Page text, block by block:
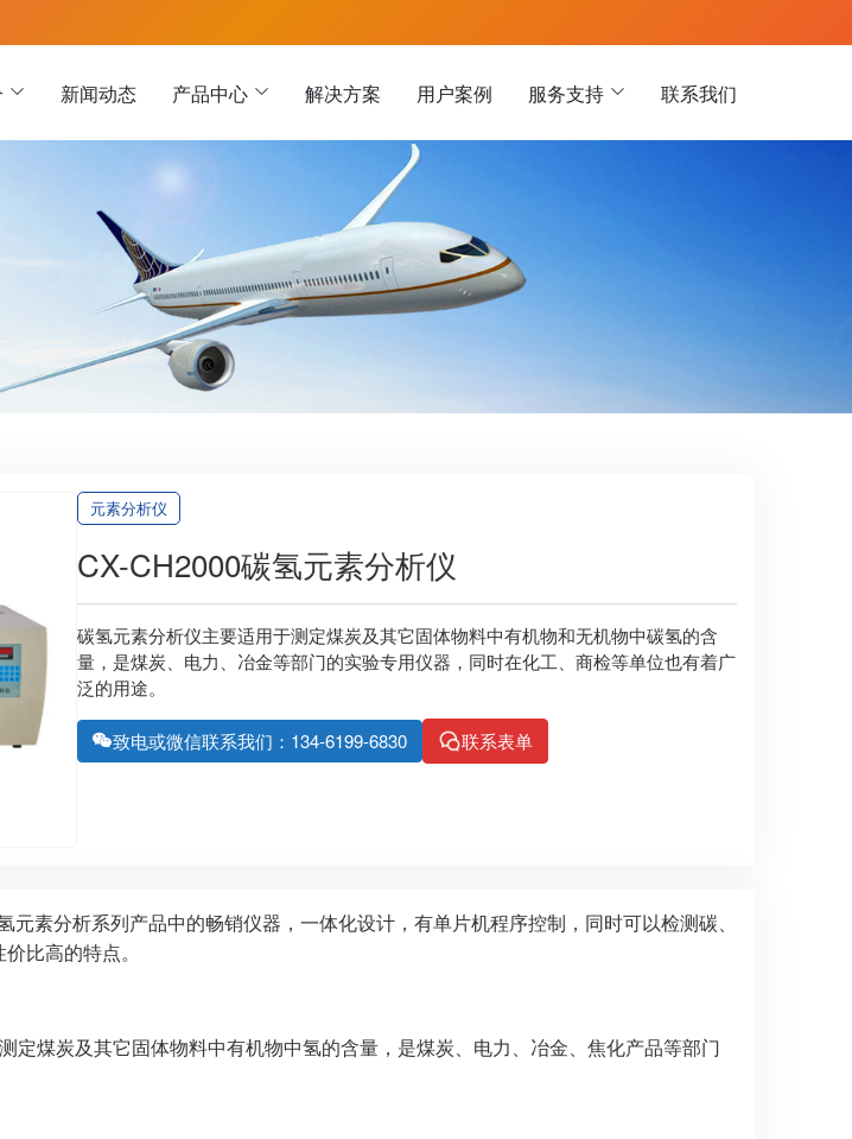
新闻动态 产品中心 解决方案 用户案例 服务支持 联系我们
元素分析仪
CX-CH2000碳氢元素分析仪
碳氢元素分析仪主要适用于测定煤炭及其它固体物料中有机物和无机物中碳氢的含
量，是煤炭、电力、冶金等部门的实验专用仪器，同时在化工、商检等单位也有着广
泛的用途。
致电或微信联系我们：134-6199-6830 联系表单
素分析系列产品中的畅销仪器，一体化设计，有单片机程序控制，同时可以检测碳、
比高的特点。
定煤炭及其它固体物料中有机物中氢的含量，是煤炭、电力、冶金、焦化产品等部门